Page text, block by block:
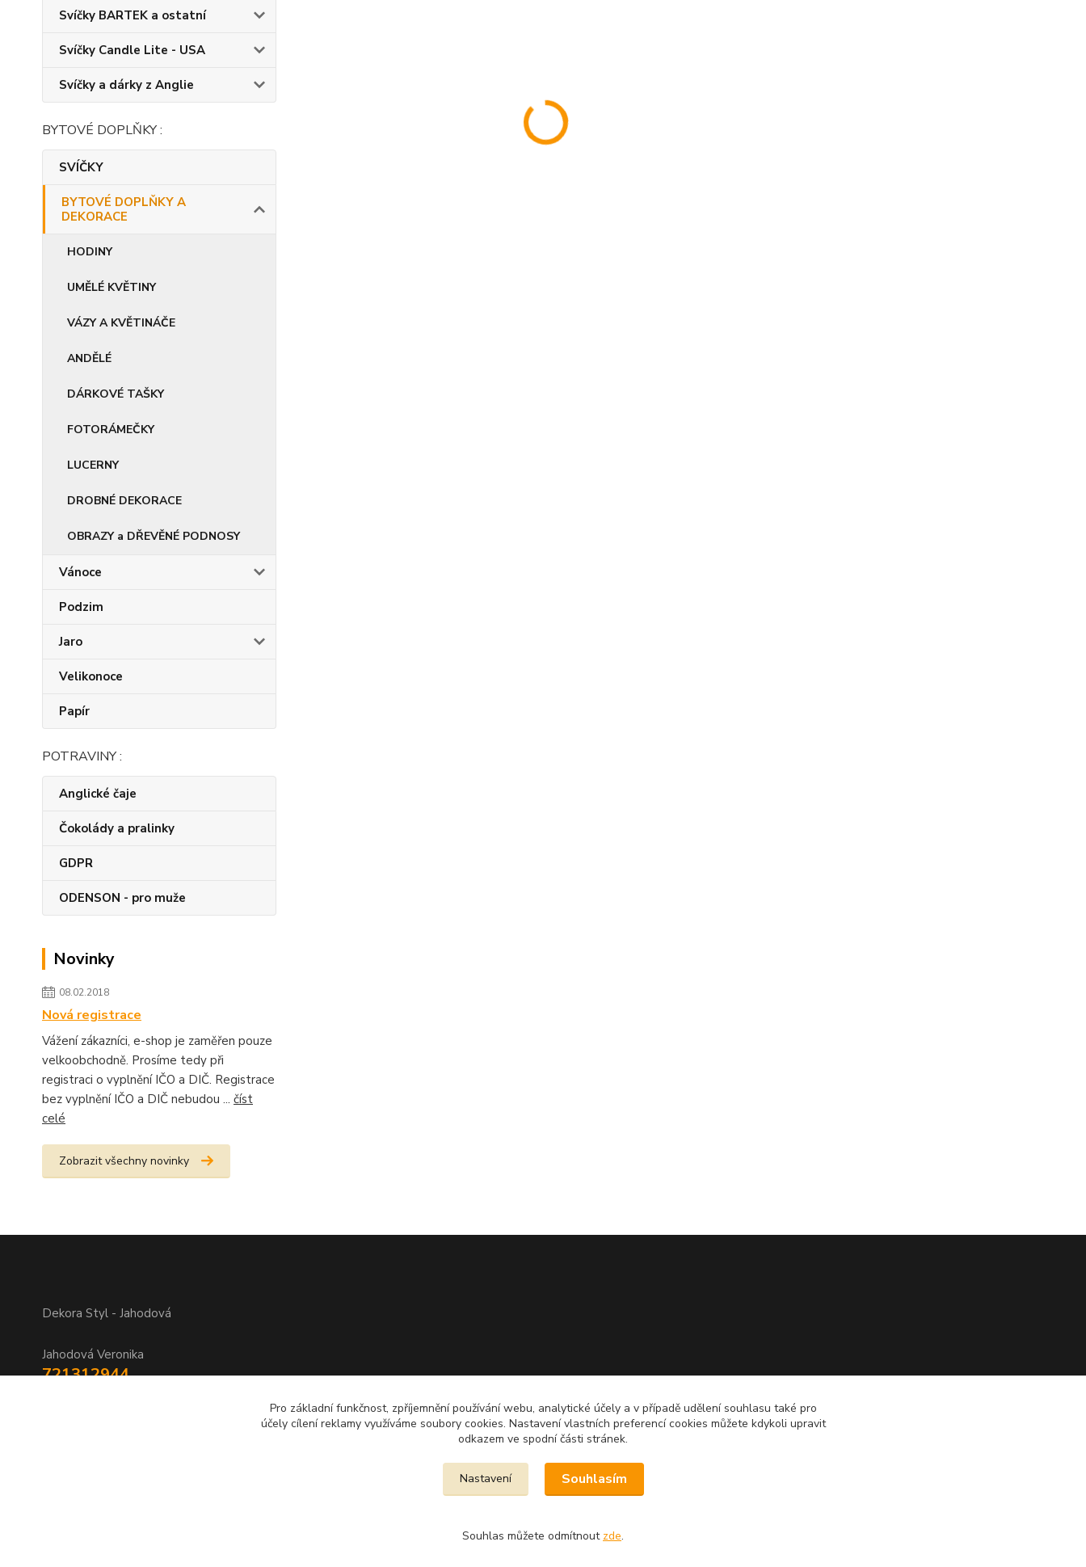
Svíčky BARTEK a ostatní
Svíčky Candle Lite - USA
Svíčky a dárky z Anglie
BYTOVÉ DOPLŇKY :
SVÍČKY
BYTOVÉ DOPLŇKY A
DEKORACE
HODINY
UMĚLÉ KVĚTINY
VÁZY A KVĚTINÁČE
ANDĚLÉ
DÁRKOVÉ TAŠKY
FOTORÁMEČKY
LUCERNY
DROBNÉ DEKORACE
OBRAZY a DŘEVĚNÉ PODNOSY
Vánoce
Podzim
Jaro
Velikonoce
Papír
POTRAVINY :
Anglické čaje
Čokolády a pralinky
GDPR
ODENSON - pro muže
Novinky
08.02.2018
Nová registrace
Vážení zákazníci, e-shop je zaměřen pouze
velkoobchodně. Prosíme tedy při
registraci o vyplnění IČO a DIČ. Registrace
bez vyplnění IČO a DIČ nebudou ... číst
celé
Zobrazit všechny novinky
Dekora Styl - Jahodová
Jahodová Veronika
721312944
Pro základní funkčnost, zpříjemnění používání webu, analytické účely a v případě udělení souhlasu také pro
účely cílení reklamy využíváme soubory cookies. Nastavení vlastních preferencí cookies můžete kdykoli upravit
odkazem ve spodní části stránek.
Nastavení Souhlasím
Souhlas můžete odmítnout zde.